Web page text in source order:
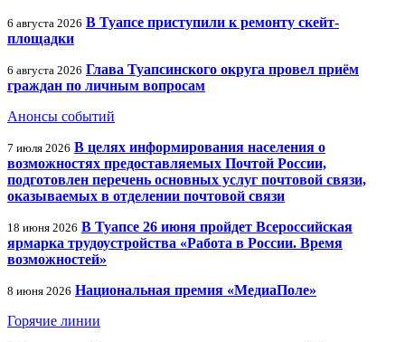
6 августа 2026 В Туапсе приступили к ремонту скейт-
площадки
6 августа 2026 Глава Туапсинского округа провел приём
граждан по личным вопросам
Анонсы событий
7 июля 2026 В целях информирования населения о
возможностях предоставляемых Почтой России,
подготовлен перечень основных услуг почтовой связи,
оказываемых в отделении почтовой связи
18 июня 2026 В Туапсе 26 июня пройдет Всероссийская
ярмарка трудоустройства «Работа в России. Время
возможностей»
8 июня 2026 Национальная премия «МедиаПоле»
Горячие линии